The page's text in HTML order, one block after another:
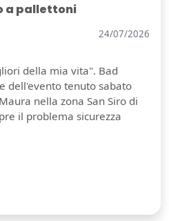
a pallettoni
24/07/2026
della mia vita". Bad
dell'evento tenuto sabato
nella zona San Siro di
il problema sicurezza